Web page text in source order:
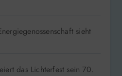
Kastratiospflicht für
sieht